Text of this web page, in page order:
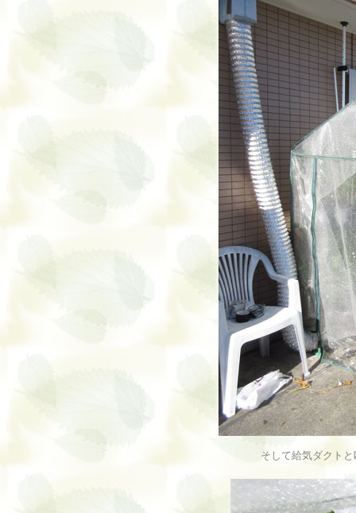
そして給気ダクト